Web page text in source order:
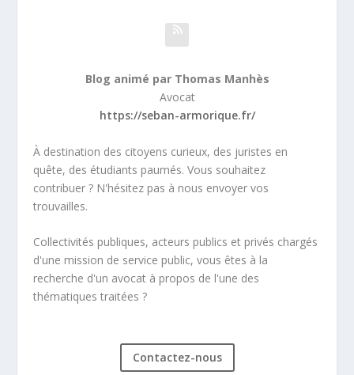
Blog animé par Thomas Manhès
Avocat
https://seban-armorique.fr/
À destination des citoyens curieux, des juristes en
quête, des étudiants paumés. Vous souhaitez
contribuer ? N'hésitez pas à nous envoyer vos
trouvailles.
Collectivités publiques, acteurs publics et privés chargés
d'une mission de service public, vous êtes à la
recherche d'un avocat à propos de l'une des
thématiques traitées ?
Contactez-nous